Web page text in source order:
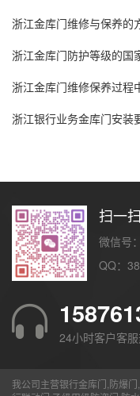
浙江金库门维修与保养的
浙江金库门防护等级的国
浙江金库门维修保养过程
浙江银行业务金库门安装
扫一
微信号
QQ：
24小时客户客
我公司主营银行金库门,防爆